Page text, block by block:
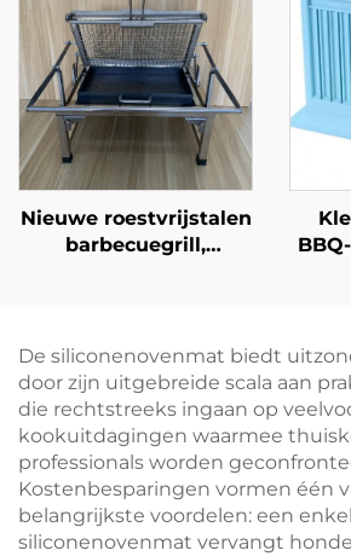
voor thuisgebruik;
inclusief tangen,
keukenmes met
houten handvat,
spatel en vork
Nieuwe roestvrijstalen
barbecuegrill,
grillen van vlees en
vis, roterend
huishoudelijk BBQ-rek
De siliconenovenmat biedt
door zijn uitgebreide scala aan
die rechtstreeks ingaan op
kookuitdagingen waarmee
professionals worden
Kostenbesparingen vormen één
belangrijkste voordelen: een
siliconenovenmat vervangt